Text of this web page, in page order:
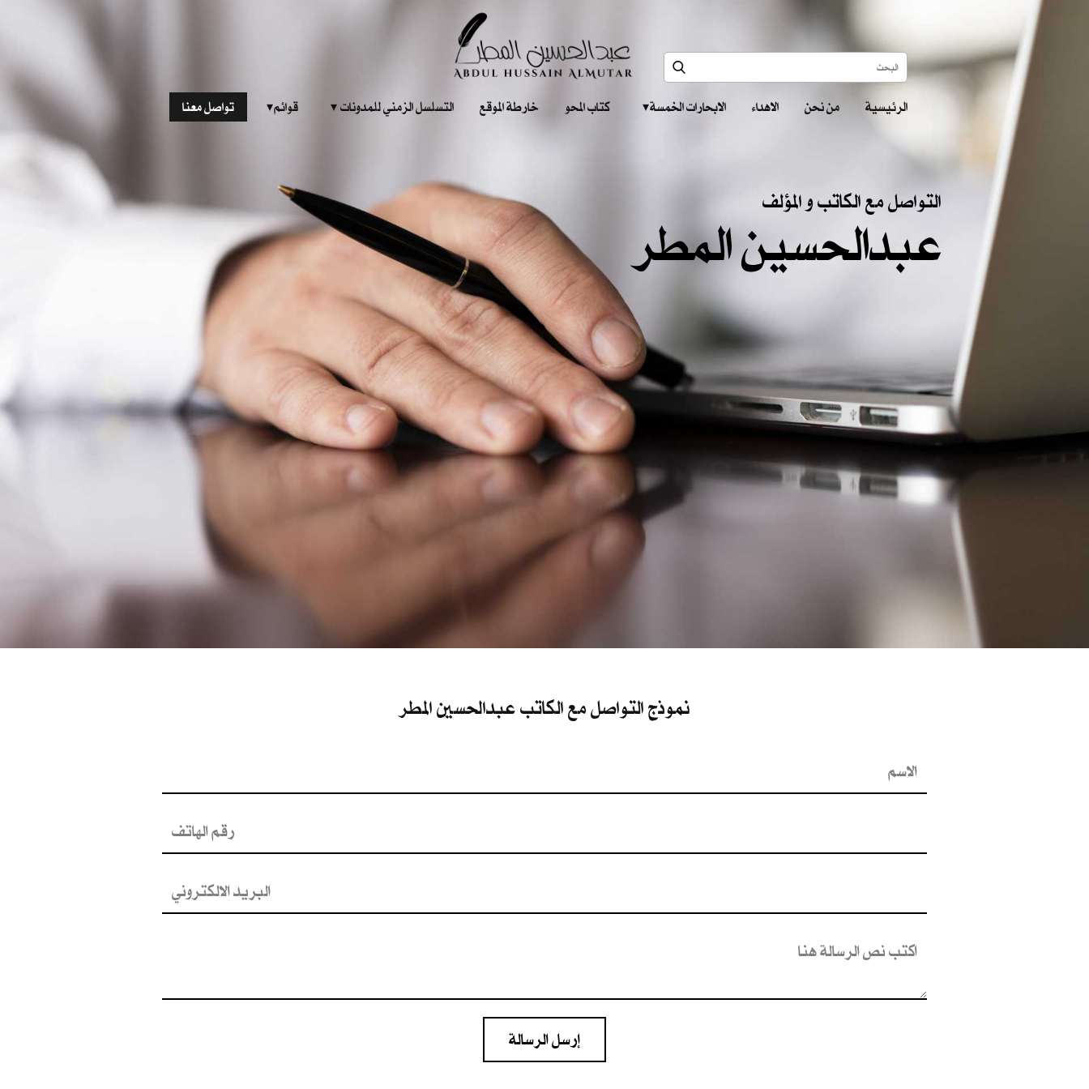
الرئيسية من نحن الاهداء الابحارات الخمسة ‎ ‎ ‎ كتاب المحو خارطة الموقع التسلسل الزمني للمدونات‎ ‎ ‎ ‎ ‎ قوائم‎ ‎ ‎ ‎ تواصل معنا
التواصل مع الكاتب و المؤلف
عبدالحسين المطر
نموذج التواصل مع الكاتب عبدالحسين المطر
إرسل الرسالة